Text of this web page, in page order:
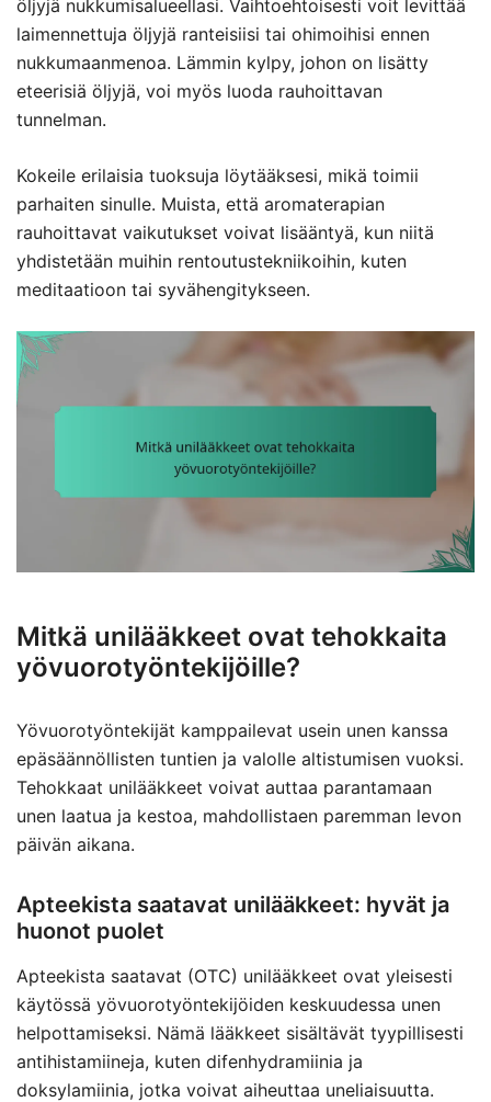
öljyjä nukkumisalueellasi. Vaihtoehtoisesti voit levittää
laimennettuja öljyjä ranteisiisi tai ohimoihisi ennen
nukkumaanmenoa. Lämmin kylpy, johon on lisätty
eteerisiä öljyjä, voi myös luoda rauhoittavan
tunnelman.
Kokeile erilaisia tuoksuja löytääksesi, mikä toimii
parhaiten sinulle. Muista, että aromaterapian
rauhoittavat vaikutukset voivat lisääntyä, kun niitä
yhdistetään muihin rentoutustekniikoihin, kuten
meditaatioon tai syvähengitykseen.
Mitkä unilääkkeet ovat tehokkaita
yövuorotyöntekijöille?
Yövuorotyöntekijät kamppailevat usein unen kanssa
epäsäännöllisten tuntien ja valolle altistumisen vuoksi.
Tehokkaat unilääkkeet voivat auttaa parantamaan
unen laatua ja kestoa, mahdollistaen paremman levon
päivän aikana.
Apteekista saatavat unilääkkeet: hyvät ja
huonot puolet
Apteekista saatavat (OTC) unilääkkeet ovat yleisesti
käytössä yövuorotyöntekijöiden keskuudessa unen
helpottamiseksi. Nämä lääkkeet sisältävät tyypillisesti
antihistamiineja, kuten difenhydramiinia ja
doksylamiinia, jotka voivat aiheuttaa uneliaisuutta.